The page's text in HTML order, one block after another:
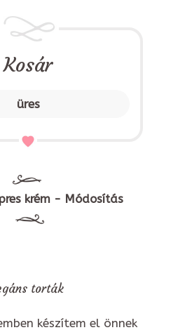
Kosár
üres
krém - Módosítás
torták
készítem el önnek